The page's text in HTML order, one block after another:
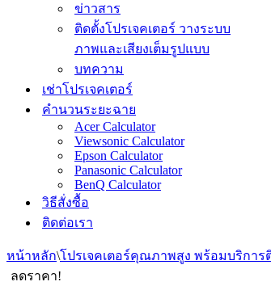
ข่าวสาร
ติดตั้งโปรเจคเตอร์ วางระบบ
ภาพและเสียงเต็มรูปแบบ
บทความ
เช่าโปรเจคเตอร์
คำนวนระยะฉาย
Acer Calculator
Viewsonic Calculator
Epson Calculator
Panasonic Calculator
BenQ Calculator
วิธีสั่งซื้อ
ติดต่อเรา
หน้าหลัก\โปรเจคเตอร์คุณภาพสูง พร้อมบริการติ
ลดราคา!